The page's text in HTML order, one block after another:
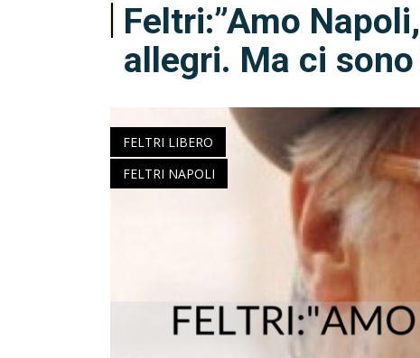
Feltri:”Amo
allegri. Ma ci
FELTRI LIBERO
FELTRI NAPOLI